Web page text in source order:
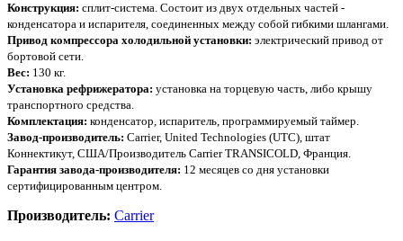
Конструкция: сплит-система. Состоит из двух отдельных частей -
конденсатора и испарителя, соединенных между собой гибкими шлангами.
Привод компрессора холодильной установки: электрический привод от
бортовой сети.
Вес: 130 кг.
Установка рефрижератора: установка на торцевую часть, либо крышу
транспортного средства.
Комплектация: конденсатор, испаритель, программируемый таймер.
Завод-производитель: Cаrrier, United Technologies (UTC), штат
Коннектикут, США/Производитель Carrier TRANSICOLD, Франция.
Гарантия завода-производителя: 12 месяцев со дня установки
сертифицированным центром.
Производитель: Carrier